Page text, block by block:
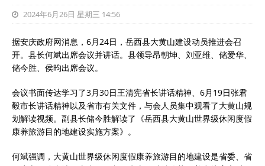
2024年6月26日 星期三 14:56
据安庆政府网消息，6月24日，岳西县大黄山建设动员推进会召
开。县长何斌出席会议并讲话。县领导昂朝坤、刘亚维、储爱华、
储今胜、侯昀出席会议。
会议书面传达学习了3月30日王清宪省长讲话精神、6月19日张君
毅市长讲话精神以及省市有关文件，与会人员集中观看了大黄山规
划解读视频。副县长储今胜解读了《岳西县大黄山世界级休闲度假
康养旅游目的地建设实施方案》。
何斌强调，大黄山世界级休闲度假康养旅游目的地建设是省委、省